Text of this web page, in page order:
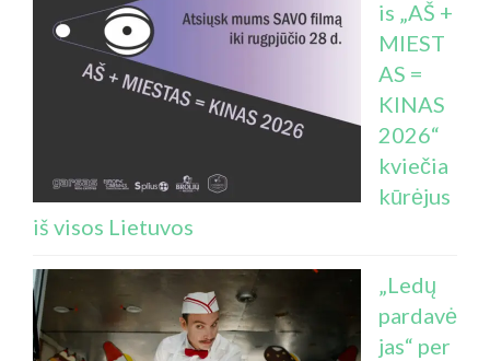
is „AŠ +
MIEST
AS =
KINAS
2026“
kviečia
kūrėjus
iš visos Lietuvos
„Ledų
pardavė
jas“ per